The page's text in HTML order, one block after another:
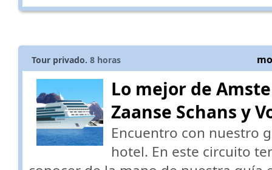
Tour privado. 8 horas
Lo mejor de
Zaanse Schans y
Encuentro con nuestro
hotel. En este circuito